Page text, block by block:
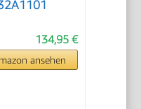
134,95 €
ansehen